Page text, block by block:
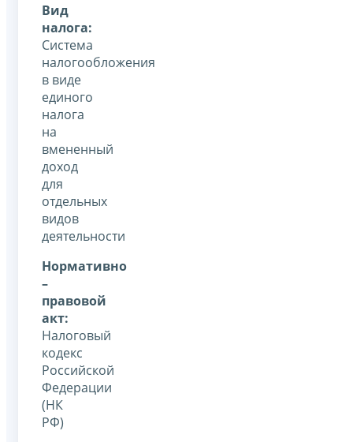
Вид
налога:
Система
налогообложения
в виде
единого
налога
на
вмененный
доход
для
отдельных
видов
деятельности
Нормативно
–
правовой
акт:
Налоговый
кодекс
Российской
Федерации
(НК
РФ)